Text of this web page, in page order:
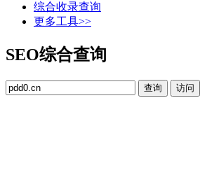
综合收录查询
更多工具>>
SEO综合查询